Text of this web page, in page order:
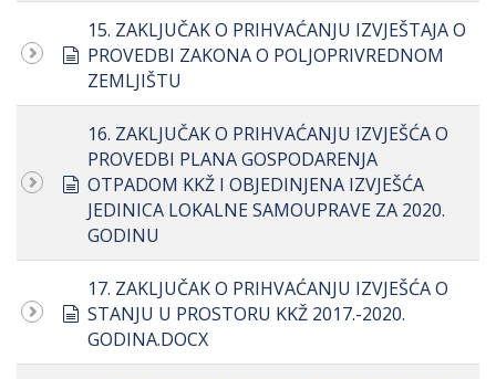
document
15. ZAKLJUČAK O PRIHVAĆANJU IZVJEŠTAJA O
PROVEDBI ZAKONA O POLJOPRIVREDNOM
ZEMLJIŠTU
document
16. ZAKLJUČAK O PRIHVAĆANJU IZVJEŠĆA O
PROVEDBI PLANA GOSPODARENJA
OTPADOM KKŽ I OBJEDINJENA IZVJEŠĆA
JEDINICA LOKALNE SAMOUPRAVE ZA 2020.
GODINU
document
17. ZAKLJUČAK O PRIHVAĆANJU IZVJEŠĆA O
STANJU U PROSTORU KKŽ 2017.-2020.
GODINA.DOCX